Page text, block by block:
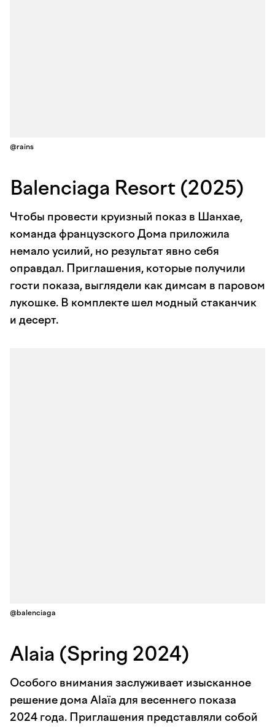
@rains
Balenciaga Resort (2025)
Чтобы провести круизный показ в Шанхае,
команда французского Дома приложила
немало усилий, но результат явно себя
оправдал. Приглашения, которые получили
гости показа, выглядели как димсам в паровом
лукошке. В комплекте шел модный стаканчик
и десерт.
@balenciaga
Alaia (Spring 2024)
Особого внимания заслуживает изысканное
решение дома Alaïa для весеннего показа
2024 года. Приглашения представляли собой